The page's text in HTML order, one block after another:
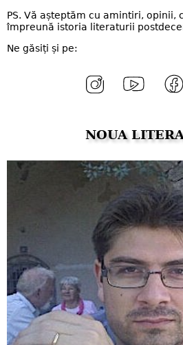
PS. Vă așteptăm cu amintiri, opinii,
împreună istoria literaturii
Ne găsiți și pe:
NOUA